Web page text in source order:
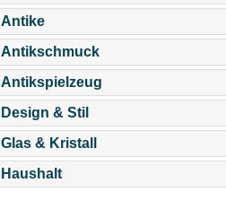
Antike
Antikschmuck
Antikspielzeug
Design & Stil
Glas & Kristall
Haushalt